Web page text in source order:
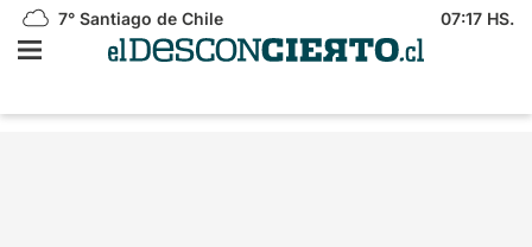
7° Santiago de Chile 07:17 HS.